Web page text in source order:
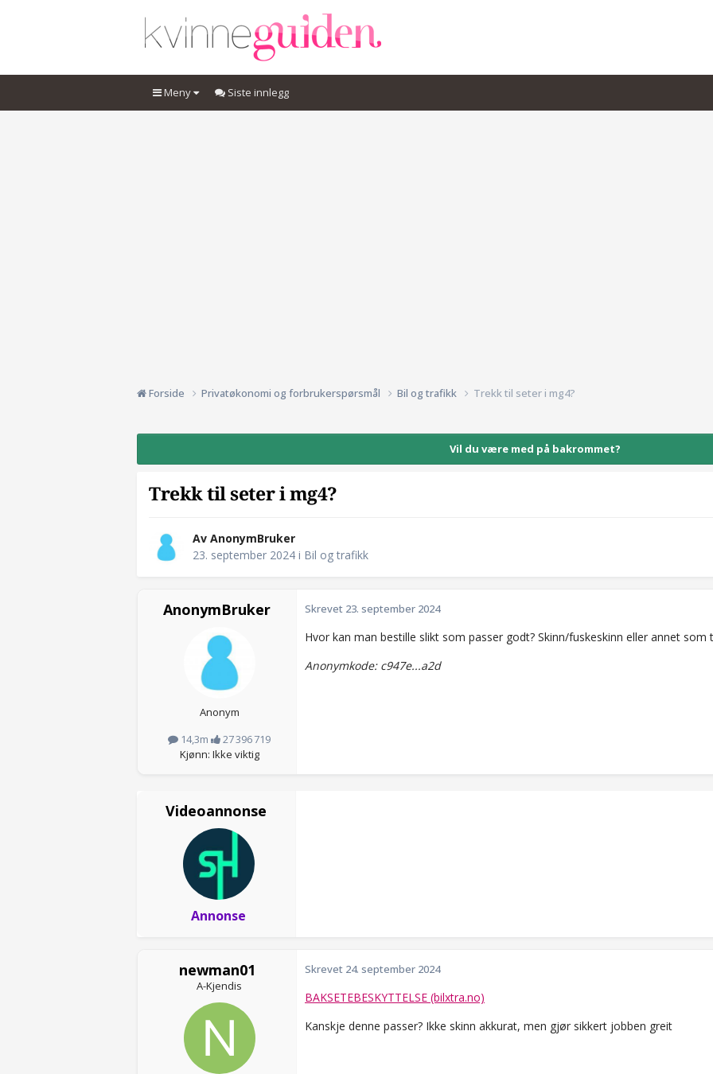
Meny Siste innlegg
Forside Privatøkonomi og forbrukerspørsmål Bil og trafikk Trekk til seter i mg4?
Vil du være med på bakrommet?
Trekk til seter i mg4?
Av AnonymBruker
23. september 2024 i Bil og trafikk
AnonymBruker
Anonym
14,3m
27 396 719
Kjønn: Ikke viktig
Skrevet 23. september 2024
Hvor kan man bestille slikt som passer godt? Skinn/fuskeskinn eller annet
Anonymkode: c947e...a2d
Videoannonse
Annonse
newman01
A-Kjendis
Skrevet 24. september 2024
BAKSETEBESKYTTELSE (bilxtra.no)
Kanskje denne passer? Ikke skinn akkurat, men gjør sikkert jobben greit